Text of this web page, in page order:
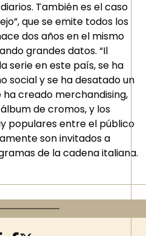
También es el caso
que se emite todos los
dos años en el mismo
grandes datos. “Il
serie en este país, se ha
social y se ha desatado un
creado merchandising,
de cromos, y los
populares entre el público
son invitados a
de la cadena italiana.